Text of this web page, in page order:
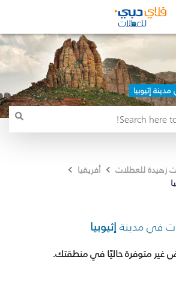
إثيوبيا
زهيدة للعطلات
أفريقيا
في مدينة إثيوبيا
غير متوفرة حاليًا في منطقتك.